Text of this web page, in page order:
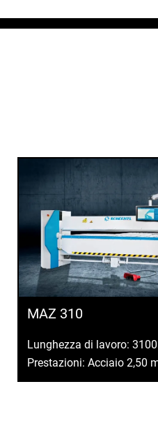
MAZ 310
Lunghezza di lavoro:
Prestazioni: Acciaio 2,50